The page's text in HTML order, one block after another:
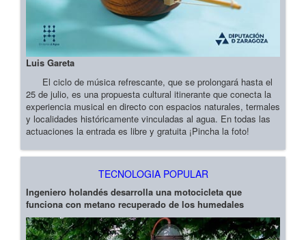
Luis Gareta
El ciclo de música refrescante, que se prolongará hasta el
25 de julio, es una propuesta cultural itinerante que conecta la
experiencia musical en directo con espacios naturales, termales
y localidades históricamente vinculadas al agua. En todas las
actuaciones la entrada es libre y gratuita ¡Pincha la foto!
TECNOLOGIA POPULAR
Ingeniero holandés desarrolla una motocicleta que
funciona con metano recuperado de los humedales